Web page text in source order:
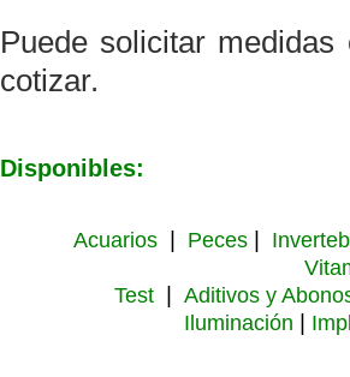
Puede solicitar
cotizar.
Disponibles:
Acuarios| Peces|
Test| Aditivos y
Iluminación |